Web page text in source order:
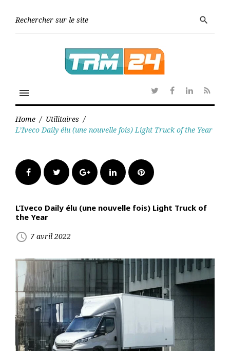
search
menu
TwitterFacebook
Linkedin
RSS
Home / Utilitaires /
L’Iveco Daily élu (une nouvelle fois) Light Truck of the Year
FacebookTwitter Google+LinkedInPinterest
L’Iveco Daily élu (une nouvelle fois) Light Truck of
the Year
access_time 7 avril 2022